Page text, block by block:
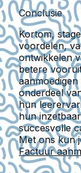
Conclusie
Kortom,
voordelen,
ontwikkelen
betere
onderdeel
hun
hun
succesvolle
Met ons kun
Factuur